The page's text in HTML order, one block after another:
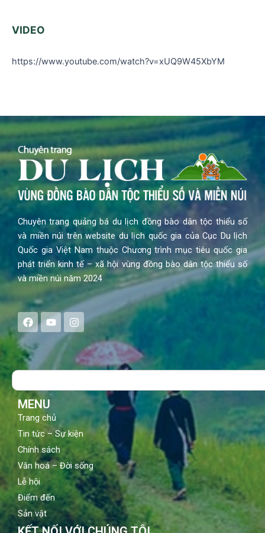
VIDEO
https://www.youtube.com/watch?v=xUQ9W45XbYM
Chuyên trang quảng bá du lịch đồng bào dân tộc thiểu số
và miền núi trên website du lịch quốc gia của Cục Du lịch
Quốc gia Việt Nam thuộc Chương trình mục tiêu quốc gia
phát triển kinh tế – xã hội vùng đồng bào dân tộc thiểu số
và miền núi năm 2024
F
a
e
b
o
Y
o
t
u
b
I
n
s
a
g
Search
MENU
Trang chủ
Tin tức – Sự kiện
Chính sách
Văn hoá – Đời sống
Lễ hội
Điểm đến
Sản vật